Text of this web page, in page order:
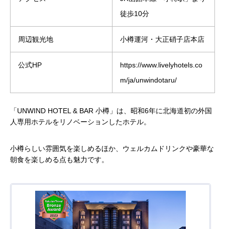
徒歩10分
周辺観光地 小樽運河・大正硝子店本店
公式HP
https://www.livelyhotels.co
m/ja/unwindotaru/
「UNWIND HOTEL & BAR 小樽」は、昭和6年に北海道初の外国
人専用ホテルをリノベーションしたホテル。
小樽らしい雰囲気を楽しめるほか、ウェルカムドリンクや豪華な
朝食を楽しめる点も魅力です。